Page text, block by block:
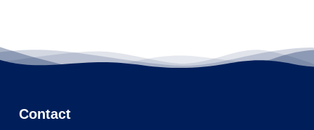
Contact